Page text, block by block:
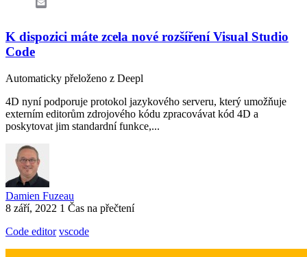
K dispozici máte zcela nové rozšíření Visual Studio
Code
Automaticky přeloženo z Deepl
4D nyní podporuje protokol jazykového serveru, který umožňuje
externím editorům zdrojového kódu zpracovávat kód 4D a
poskytovat jim standardní funkce,...
Damien Fuzeau
8 září, 2022 1 Čas na přečtení
Code editor vscode